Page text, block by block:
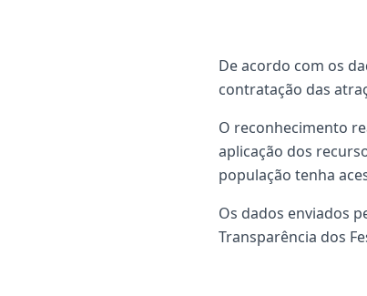
De acordo com os
contratação das
O reconhecimento
aplicação dos
população tenha
Os dados enviados
Transparência dos